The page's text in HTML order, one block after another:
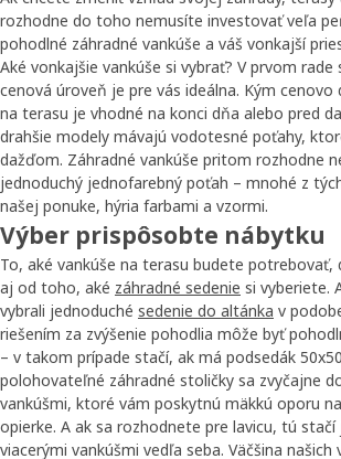
rozhodne do toho nemusíte investovať veľa
pohodlné záhradné vankúše a váš vonkajší
Aké vonkajšie vankúše si vybrať? V prvom
cenová úroveň je pre vás ideálna. Kým cenovo
na terasu je vhodné na konci dňa alebo pred
drahšie modely mávajú vodotesné poťahy,
dažďom. Záhradné vankúše pritom rozhodne
jednoduchý jednofarebný poťah – mnohé z
našej ponuke, hýria farbami a vzormi.
Výber prispôsobte nábytku
To, aké vankúše na terasu budete potrebovať,
aj od toho, aké záhradné sedenie si vyberiete.
vybrali jednoduché sedenie do altánka v
riešením za zvýšenie pohodlia môže byť
– v takom prípade stačí, ak má podsedák
polohovateľné záhradné stoličky sa zvyčajne
vankúšmi, ktoré vám poskytnú mäkkú oporu
opierke. A ak sa rozhodnete pre lavicu, tú
viacerými vankúšmi vedľa seba. Väčšina